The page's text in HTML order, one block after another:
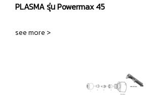
PLASMA รุ่น Powermax 45
see more >